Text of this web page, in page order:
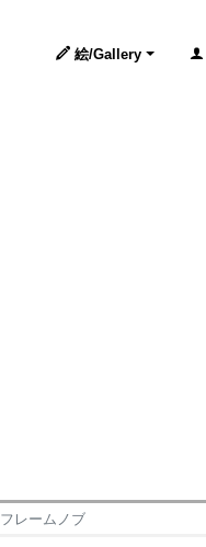
絵/Gallery
フレームノブ